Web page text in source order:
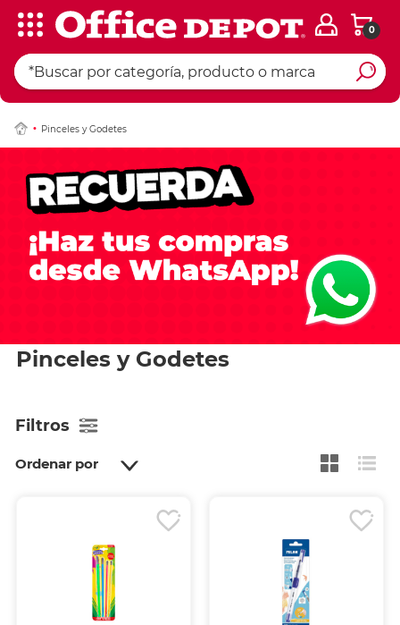
0
Pinceles y Godetes
Pinceles y Godetes
Filtros
Ordenar por